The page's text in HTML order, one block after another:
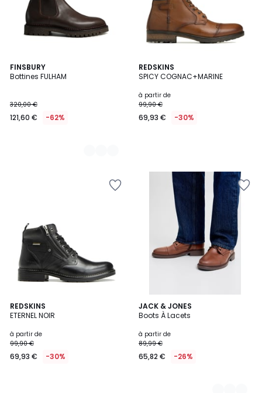
FINSBURY
Bottines FULHAM
320,00 €
121,60 € -62%
2
Couleurs
REDSKINS
SPICY COGNAC+MARINE
à partir de
99,90 €
69,93 € -30%
REDSKINS
ETERNEL NOIR
à partir de
99,90 €
69,93 € -30%
JACK & JONES
Boots À Lacets
à partir de
89,99 €
65,82 € -26%
2
Couleurs